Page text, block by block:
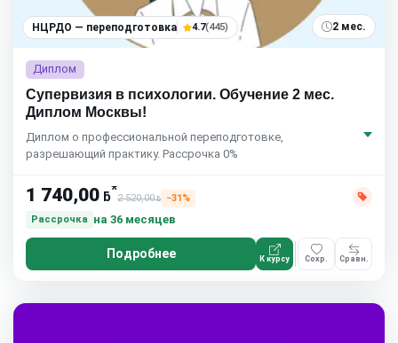
НЦРДО — переподготовка 4.7(445) 2 мес.
Диплом
Супервизия в психологии. Обучение 2 мес.
Диплом Москвы!
Диплом о профессиональной переподготовке,
разрешающий практику. Рассрочка 0%
1 740,00 ƃ*
2 520,00ƃ
−31%
Рассрочка
на 36 месяцев
Подробнее К курсу Сохр. Сравн.